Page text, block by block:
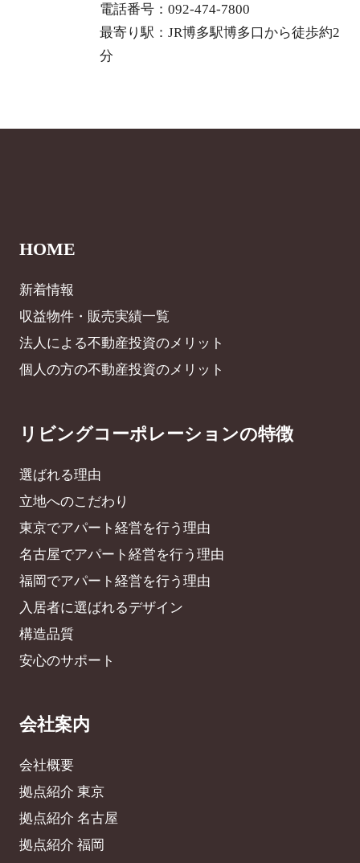
電話番号：092-474-7800
最寄り駅：JR博多駅博多口から徒歩約2
分
HOME
新着情報
収益物件・販売実績一覧
法人による不動産投資のメリット
個人の方の不動産投資のメリット
リビングコーポレーションの特徴
選ばれる理由
立地へのこだわり
東京でアパート経営を行う理由
名古屋でアパート経営を行う理由
福岡でアパート経営を行う理由
入居者に選ばれるデザイン
構造品質
安心のサポート
会社案内
会社概要
拠点紹介 東京
拠点紹介 名古屋
拠点紹介 福岡